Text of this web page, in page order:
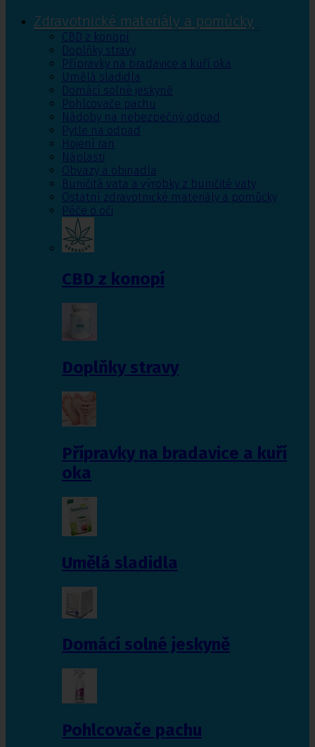
Zdravotnické materiály a pomůcky
CBD z konopí
Doplňky stravy
Přípravky na bradavice a kuří oka
Umělá sladidla
Domácí solné jeskyně
Pohlcovače pachu
Nádoby na nebezpečný odpad
Pytle na odpad
Hojení ran
Náplasti
Obvazy a obinadla
Buničitá vata a výrobky z buničité vaty
Ostatní zdravotnické materiály a pomůcky
Péče o oči
CBD z konopí
Doplňky stravy
Přípravky na bradavice a kuří
oka
Umělá sladidla
Domácí solné jeskyně
Pohlcovače pachu